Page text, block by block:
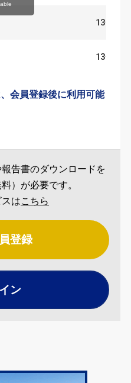
13件
13件
会員登録後に利用可能
告書のダウンロードを
）が必要です。
はこちら
登録
ン